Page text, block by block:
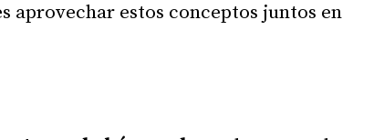
aprovechar estos conceptos juntos en